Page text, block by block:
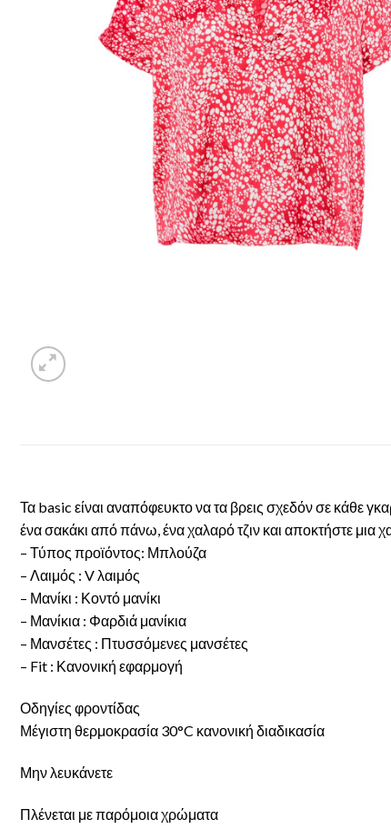
Τα basic είναι αναπόφευκτο να τα βρεις σχεδόν σε κάθε
ένα σακάκι από πάνω, ένα χαλαρό τζιν και αποκτήστε μια
– Τύπος προϊόντος: Μπλούζα
– Λαιμός : V λαιμός
– Μανίκι : Κοντό μανίκι
– Μανίκια : Φαρδιά μανίκια
– Μανσέτες : Πτυσσόμενες μανσέτες
– Fit : Κανονική εφαρμογή
Οδηγίες φροντίδας
Μέγιστη θερμοκρασία 30°C κανονική διαδικασία
Μην λευκάνετε
Πλένεται με παρόμοια χρώματα